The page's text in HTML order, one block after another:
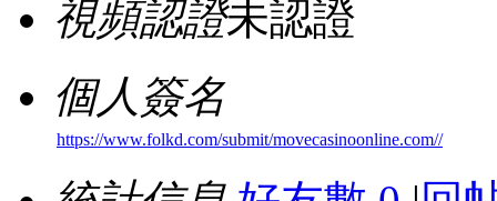
視頻認證未認證
個人簽名
https://www.folkd.com/submit/movecasinoonline.com//